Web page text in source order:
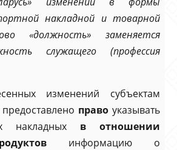
накладной и товарной
«должность» заменяется
служащего (профессия
изменений субъектам
право указывать
накладных в отношении
информацию о